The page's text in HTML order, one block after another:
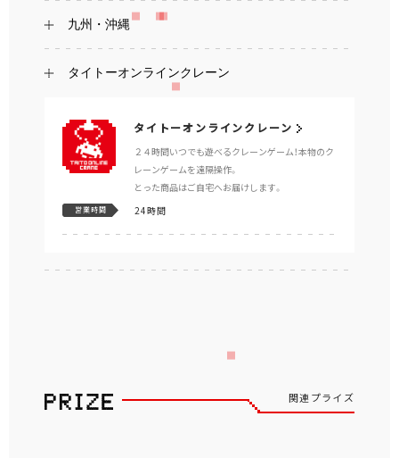
九州・沖縄
タイトーオンラインクレーン
タイトーオンラインクレーン
２４時間いつでも遊べるクレーンゲーム！本物のク
レーンゲームを遠隔操作。
とった商品はご自宅へお届けします。
営業時間 24時間
関連プライズ